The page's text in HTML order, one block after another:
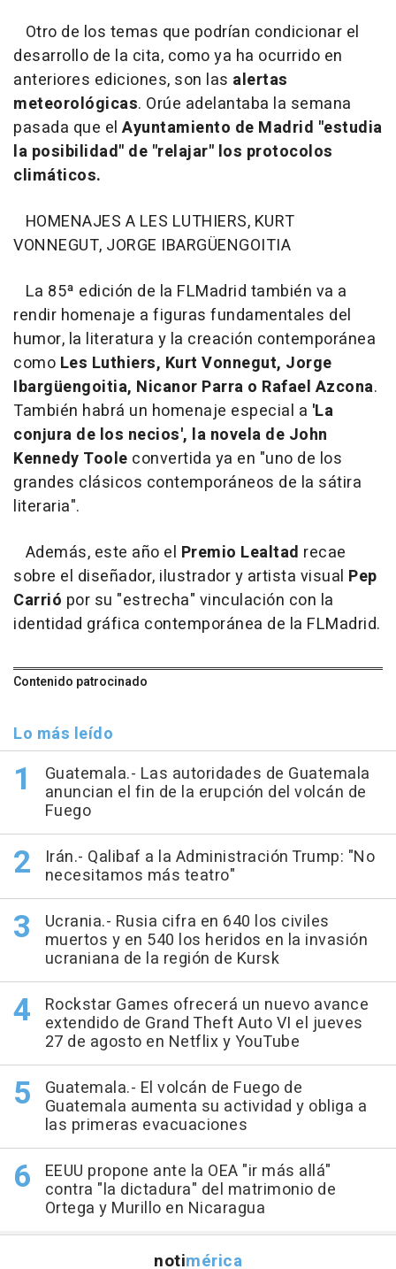
Otro de los temas que podrían condicionar el
desarrollo de la cita, como ya ha ocurrido en
anteriores ediciones, son las alertas
meteorológicas. Orúe adelantaba la semana
pasada que el Ayuntamiento de Madrid "estudia
la posibilidad" de "relajar" los protocolos
climáticos.
HOMENAJES A LES LUTHIERS, KURT
VONNEGUT, JORGE IBARGÜENGOITIA
La 85ª edición de la FLMadrid también va a
rendir homenaje a figuras fundamentales del
humor, la literatura y la creación contemporánea
como Les Luthiers, Kurt Vonnegut, Jorge
Ibargüengoitia, Nicanor Parra o Rafael Azcona.
También habrá un homenaje especial a 'La
conjura de los necios', la novela de John
Kennedy Toole convertida ya en "uno de los
grandes clásicos contemporáneos de la sátira
literaria".
Además, este año el Premio Lealtad recae
sobre el diseñador, ilustrador y artista visual Pep
Carrió por su "estrecha" vinculación con la
identidad gráfica contemporánea de la FLMadrid.
Contenido patrocinado
Lo más leído
Guatemala.- Las autoridades de Guatemala
anuncian el fin de la erupción del volcán de
Fuego
Irán.- Qalibaf a la Administración Trump: "No
necesitamos más teatro"
Ucrania.- Rusia cifra en 640 los civiles
muertos y en 540 los heridos en la invasión
ucraniana de la región de Kursk
Rockstar Games ofrecerá un nuevo avance
extendido de Grand Theft Auto VI el jueves
27 de agosto en Netflix y YouTube
Guatemala.- El volcán de Fuego de
Guatemala aumenta su actividad y obliga a
las primeras evacuaciones
EEUU propone ante la OEA "ir más allá"
contra "la dictadura" del matrimonio de
Ortega y Murillo en Nicaragua
notimérica